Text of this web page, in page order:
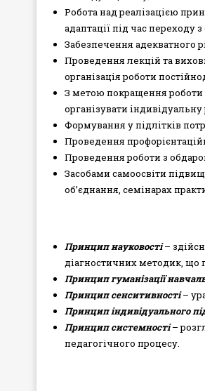
Робота над реалізацією
адаптації під час переходу
Забезпечення адекватного
Проведення лекцій та
організація роботи
З метою покращення роботи
організувати
Формування у підлітків
Проведення
Проведення роботи з
Засобами самоосвіти
об’єднання, семінарах
Принцип науковості–
діагностичних методик, що
Принцип гуманізації
Принцип сенситивності –
Принцип індивідуального
Принцип системності–
педагогічного процесу.